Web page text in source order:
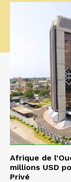
Afrique de
millions USD
Privé